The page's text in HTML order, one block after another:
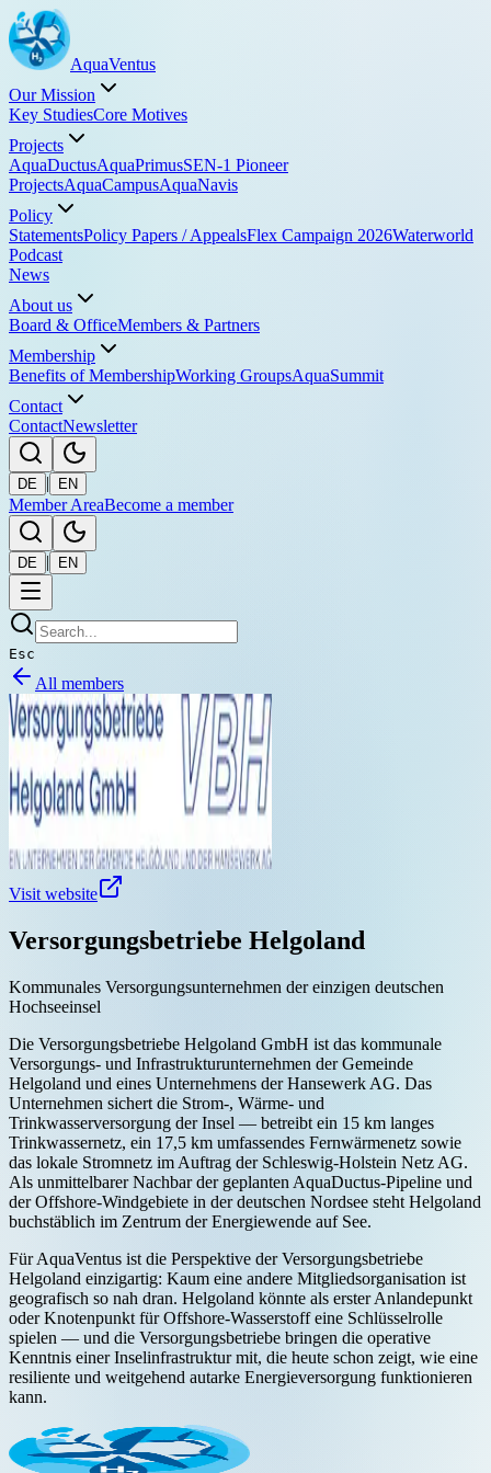
AquaVentus
Our Mission
Key StudiesCore Motives
Projects
AquaDuctusAquaPrimusSEN-1 Pioneer
ProjectsAquaCampusAquaNavis
Policy
StatementsPolicy Papers / AppealsFlex Campaign 2026Waterworld
Podcast
News
About us
Board & OfficeMembers & Partners
Membership
Benefits of MembershipWorking GroupsAquaSummit
Contact
ContactNewsletter
DE | EN
Member AreaBecome a member
DE | EN
Esc
All members
Visit website
Versorgungsbetriebe Helgoland
Kommunales Versorgungsunternehmen der einzigen deutschen
Hochseeinsel
Die Versorgungsbetriebe Helgoland GmbH ist das kommunale
Versorgungs- und Infrastrukturunternehmen der Gemeinde
Helgoland und eines Unternehmens der Hansewerk AG. Das
Unternehmen sichert die Strom-, Wärme- und
Trinkwasserversorgung der Insel — betreibt ein 15 km langes
Trinkwassernetz, ein 17,5 km umfassendes Fernwärmenetz sowie
das lokale Stromnetz im Auftrag der Schleswig-Holstein Netz AG.
Als unmittelbarer Nachbar der geplanten AquaDuctus-Pipeline und
der Offshore-Windgebiete in der deutschen Nordsee steht Helgoland
buchstäblich im Zentrum der Energiewende auf See.
Für AquaVentus ist die Perspektive der Versorgungsbetriebe
Helgoland einzigartig: Kaum eine andere Mitgliedsorganisation ist
geografisch so nah dran. Helgoland könnte als erster Anlandepunkt
oder Knotenpunkt für Offshore-Wasserstoff eine Schlüsselrolle
spielen — und die Versorgungsbetriebe bringen die operative
Kenntnis einer Inselinfrastruktur mit, die heute schon zeigt, wie eine
resiliente und weitgehend autarke Energieversorgung funktionieren
kann.